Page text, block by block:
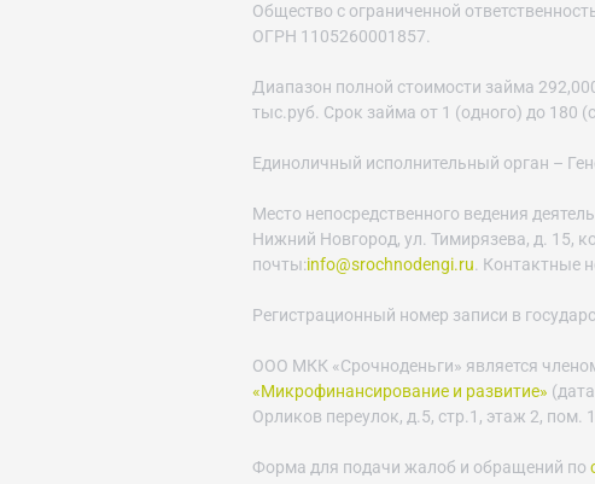
Общество с ограниченной
ОГРН 1105260001857.
Диапазон полной стоимости займа
тыс.руб. Срок займа от 1 (одного) до 180
Единоличный исполнительный орган –
Место непосредственного ведения
Нижний Новгород, ул. Тимирязева, д. 15,
почты:info@srochnodengi.ru . Контактные
Регистрационный номер записи в
ООО МКК «Срочноденьги» является
«Микрофинансирование и развитие»
Орликов переулок, д.5, стр.1, этаж 2, пом.
Форма для подачи жалоб и обращений по